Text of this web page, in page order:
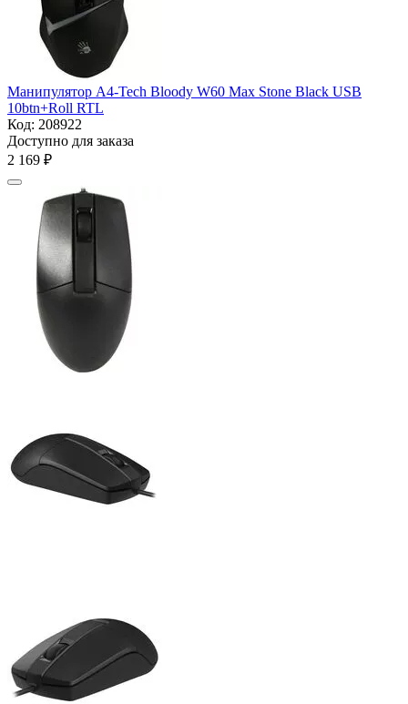
Манипулятор A4-Tech Bloody W60 Max Stone Black USB
10btn+Roll RTL
Код: 208922
Доступно для заказа
2 169 ₽